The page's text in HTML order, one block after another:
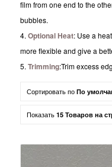
film from one end to the
bubbles.
4. Optional Heat: Use a
more flexible and give a
5. Trimming:Trim excess
Сортировать по По
Показать 15 Товаров на